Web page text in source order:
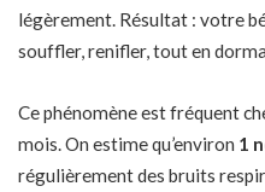
légèrement. Résultat : votre
souffler, renifler, tout en
Ce phénomène est fréquent
mois. On estime qu’environ 1
régulièrement des bruits